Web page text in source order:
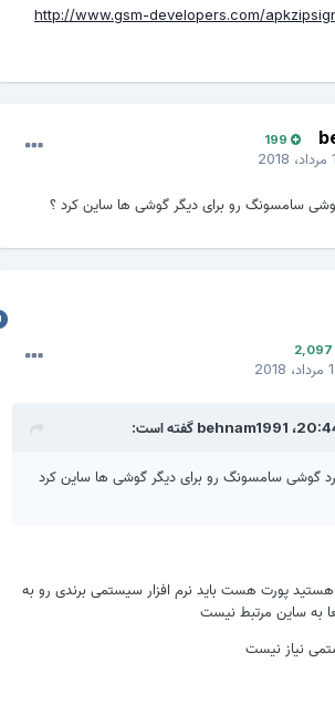
http://www.gsm-developers.com/
سامسونگ رو برای دیگر گوشی ها ساین کرد ؟
behnam1991گفته است:
گوشی سامسونگ رو برای دیگر گوشی ها ساین کرد
پورت هست باید نرم افزار سیستمی برندی رو به
ساین مرتبط نیست
نیاز نیست